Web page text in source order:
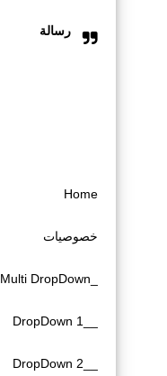
رسالة
Home
خصوصیات